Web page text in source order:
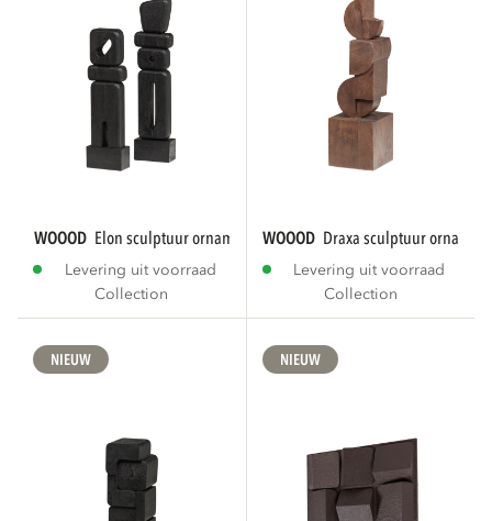
WOOOD elon sculptuur ornamenten hout zwart...
Levering uit voorraad
Collection
WOOOD draxa sculptuur
Levering uit voorraad
Collection
NIEUW NIEUW